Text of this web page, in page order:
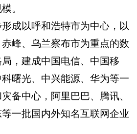
。
以呼和浩特市为中心，以
峰、乌兰察布市为重点的数
，建成中国电信、中国移
曙光、中兴能源、华为等一
备中心，阿里巴巴、腾讯、
一批国内外知名互联网企业